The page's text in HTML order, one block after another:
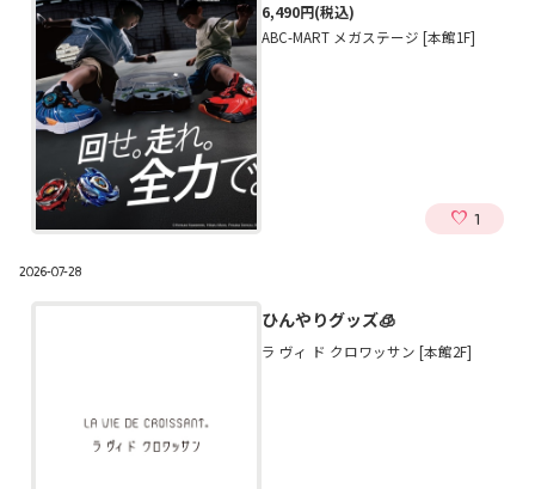
6,490円(税込)
ABC-MART メガステージ [本館1F]
1
2026-07-28
ひんやりグッズ🧊
ラ ヴィ ド クロワッサン [本館2F]